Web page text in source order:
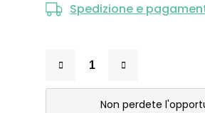
Spedizione e
Non perdete